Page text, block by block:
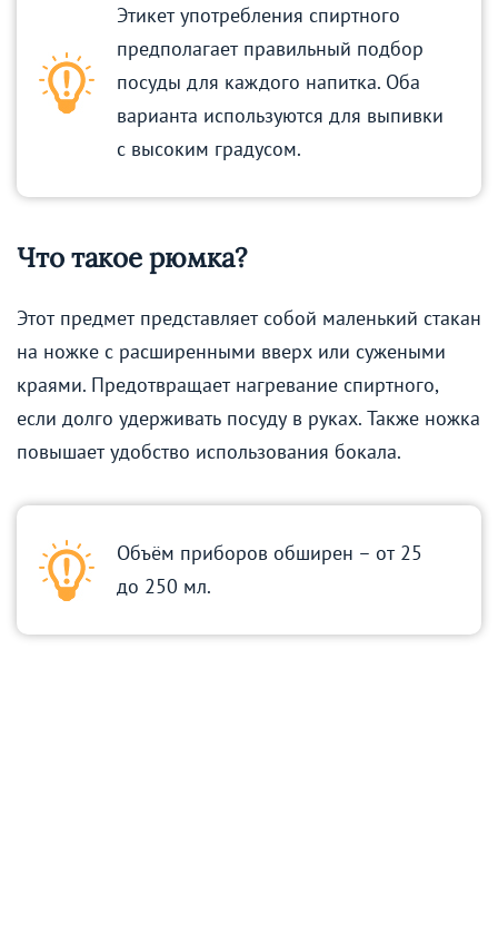
Этикет употребления спиртного
предполагает правильный подбор
посуды для каждого напитка. Оба
варианта используются для выпивки
с высоким градусом.
Что такое рюмка?
Этот предмет представляет собой маленький стакан
на ножке с расширенными вверх или сужеными
краями. Предотвращает нагревание спиртного,
если долго удерживать посуду в руках. Также ножка
повышает удобство использования бокала.
Объём приборов обширен – от 25
до 250 мл.